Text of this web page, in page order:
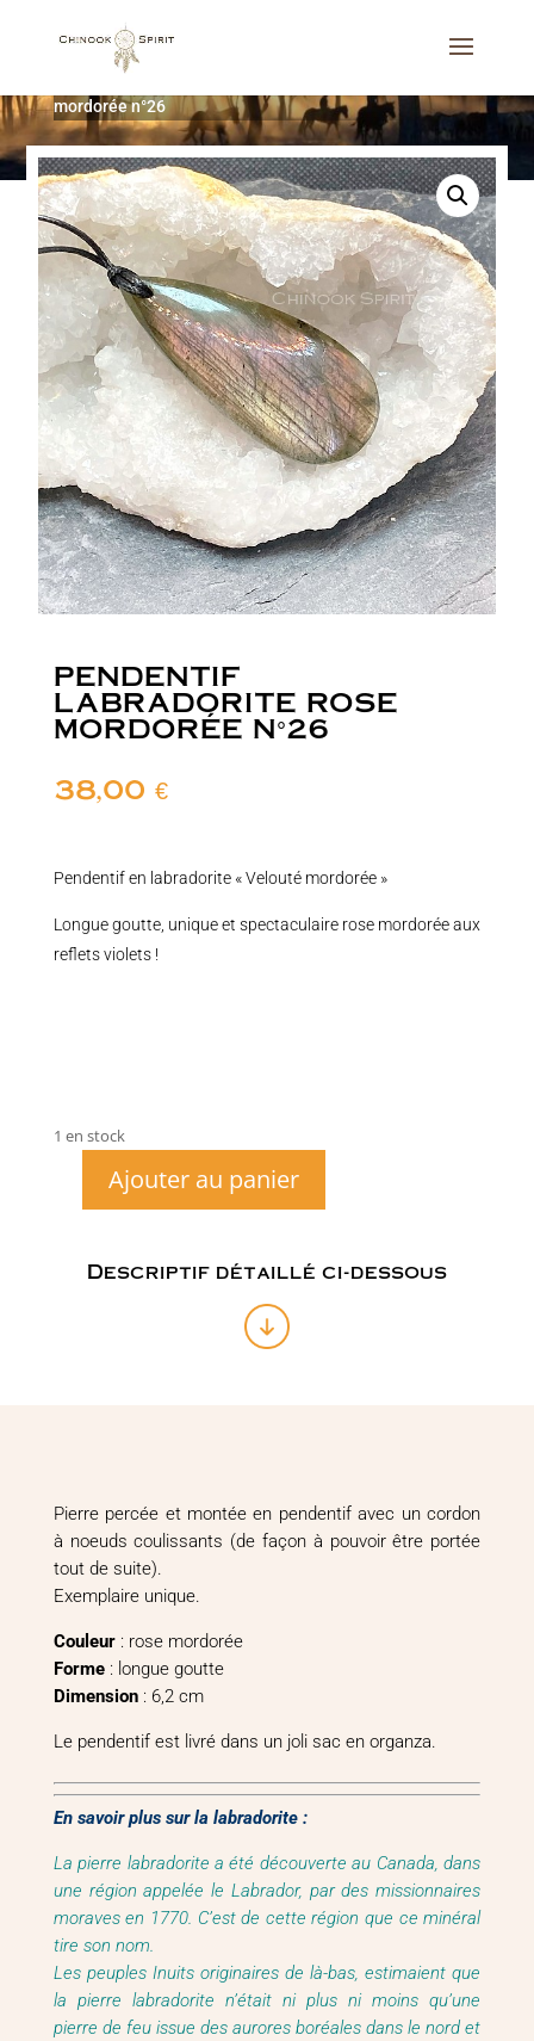
Bijoux
mordorée n°26
PENDENTIF
LABRADORITE ROSE
MORDORÉE N°26
38,00 €
Pendentif en labradorite « Velouté mordorée »
Longue goutte, unique et spectaculaire rose mordorée aux
reflets violets !
1 en stock
quantité
rose
Ajouter au panier
Descriptif détaillé ci-dessous
Pierre percée et montée en pendentif avec un cordon
à noeuds coulissants (de façon à pouvoir être portée
tout de suite).
Exemplaire unique.
Couleur: rose mordorée
Forme: longue goutte
Dimension: 6,2 cm
Le pendentif est livré dans un joli sac en organza.
En savoir plus sur la labradorite :
La pierre labradorite a été découverte au Canada, dans
une région appelée le Labrador, par des missionnaires
moraves en 1770. C’est de cette région que ce minéral
tire son nom.
Les peuples Inuits originaires de là-bas, estimaient que
la pierre labradorite n’était ni plus ni moins qu’une
pierre de feu issue des aurores boréales dans le nord et